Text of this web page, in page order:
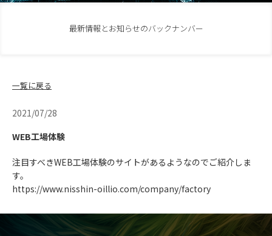
最新情報とお知らせのバックナンバー
一覧に戻る
2021/07/28
WEB工場体験
注目すべきWEB工場体験のサイトがあるようなのでご紹介しま
す。
https://www.nisshin-oillio.com/company/factory